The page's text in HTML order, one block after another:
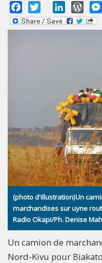
Facebook
Twitter LinkedIn
(photo d'illustration)Un
marchandises sur uyne
Radio Okapi/Ph. Denise
Un camion de
Nord-Kivu pour